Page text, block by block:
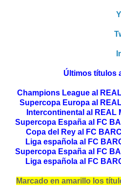
Últimos títulos
Champions League al
Supercopa Europa al
Intercontinental al REAL
Supercopa España al FC
Copa del Rey al FC
Liga española al FC
Supercopa España al FC
Liga española al FC
Marcado en amarillo los